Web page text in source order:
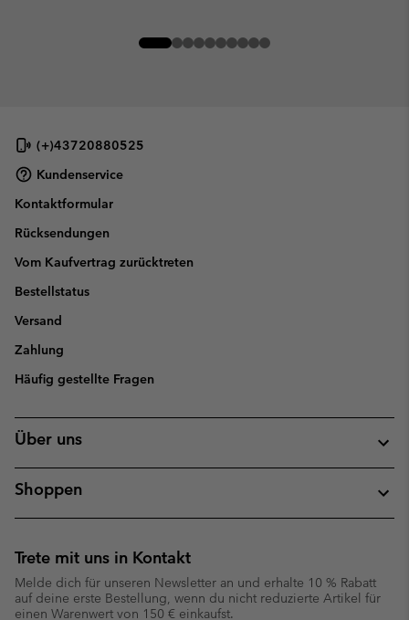
(+)43720880525
Kundenservice
Kontaktformular
Rücksendungen
Vom Kaufvertrag zurücktreten
Bestellstatus
Versand
Zahlung
Häufig gestellte Fragen
Über uns
Shoppen
Trete mit uns in Kontakt
Melde dich für unseren Newsletter an und erhalte 10 % Rabatt
auf deine erste Bestellung, wenn du nicht reduzierte Artikel für
einen Warenwert von 150 € einkaufst.